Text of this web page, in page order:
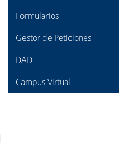
Formularios
Gestor de Peticiones
DAD
Campus Virtual